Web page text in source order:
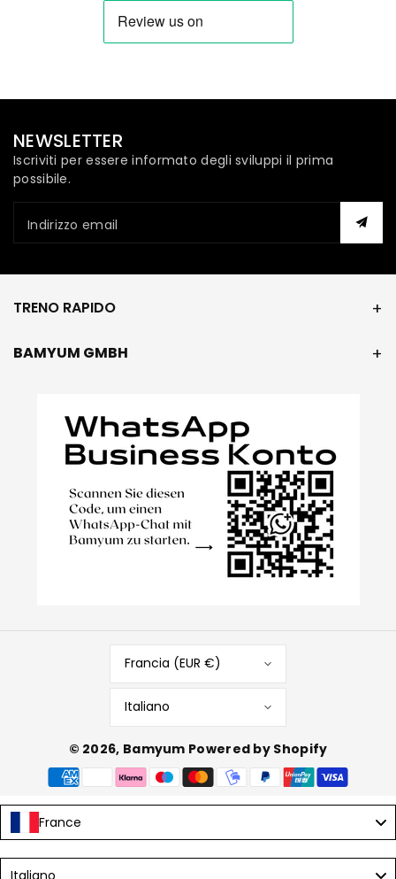
NEWSLETTER
Iscriviti per essere informato degli sviluppi il prima
possibile.
Indirizzo email
TRENO RAPIDO
BAMYUM GMBH
Francia (EUR €)
Italiano
© 2026, Bamyum Powered by Shopify
Metodi
France
Italiano